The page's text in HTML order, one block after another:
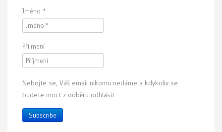
Jméno *
Příjmení
Nebojte se, Váš email nikomu nedáme a kdykoliv se
budete moct z odběru odhlásit.
Subscribe